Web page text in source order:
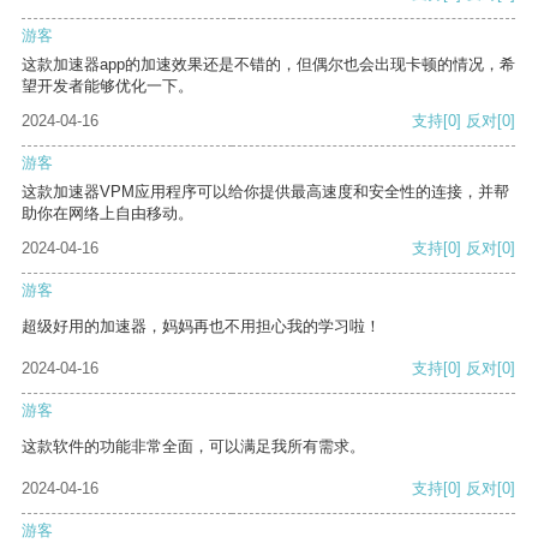
游客
这款加速器app的加速效果还是不错的，但偶尔也会出现卡顿的情况，希
望开发者能够优化一下。
2024-04-16
支持[0] 反对[0]
游客
这款加速器VPM应用程序可以给你提供最高速度和安全性的连接，并帮
助你在网络上自由移动。
2024-04-16
支持[0] 反对[0]
游客
超级好用的加速器，妈妈再也不用担心我的学习啦！
2024-04-16 支持[0] 反对[0]
游客
这款软件的功能非常全面，可以满足我所有需求。
2024-04-16 支持[0] 反对[0]
游客